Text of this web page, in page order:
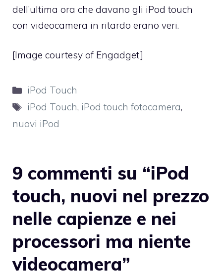
dell’ultima ora che davano gli iPod touch
con videocamera in ritardo erano veri.
[Image courtesy of Engadget]
Categorie
iPod Touch
Tag
iPod Touch, iPod touch fotocamera,
nuovi iPod
9 commenti su “iPod
touch, nuovi nel prezzo
nelle capienze e nei
processori ma niente
videocamera”